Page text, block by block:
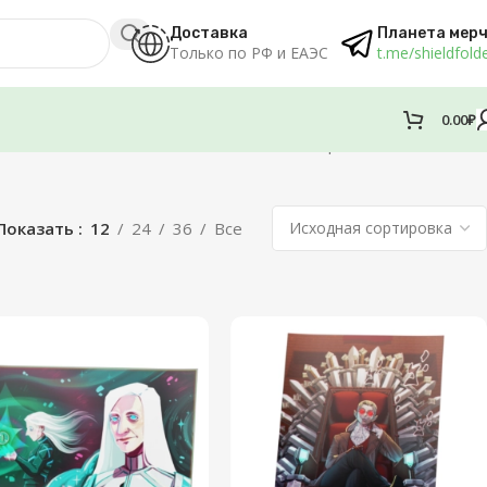
Доставка
Только по РФ и ЕАЭС
Планета
t.me/
0.00₽
12 24 36 Все